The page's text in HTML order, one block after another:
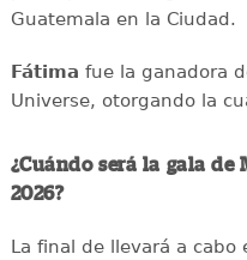
Guatemala en la Ciudad.
Fátima fue la ganadora
Universe, otorgando la
¿Cuándo será la gala de
2026?
La final de llevará a